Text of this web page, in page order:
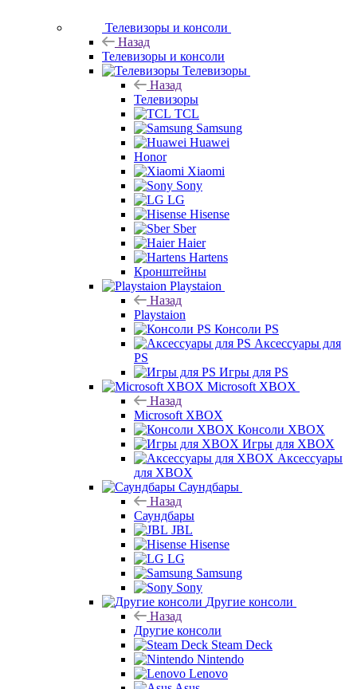
Телевизоры и консоли
Назад
Телевизоры и консоли
Телевизоры
Назад
Телевизоры
TCL
Samsung
Huawei
Honor
Xiaomi
Sony
LG
Hisense
Sber
Haier
Hartens
Кронштейны
Playstaion
Назад
Playstaion
Консоли PS
Аксессуары для
PS
Игры для PS
Microsoft XBOX
Назад
Microsoft XBOX
Консоли XBOX
Игры для XBOX
Аксессуары
для XBOX
Саундбары
Назад
Саундбары
JBL
Hisense
LG
Samsung
Sony
Другие консоли
Назад
Другие консоли
Steam Deck
Nintendo
Lenovo